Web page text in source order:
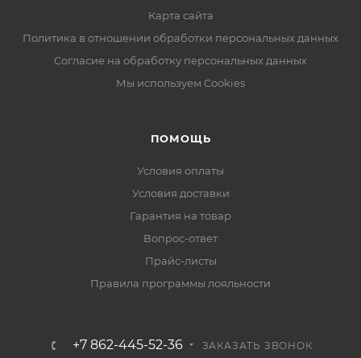
Карта сайта
Политика в отношении обработки персональных данных
Согласие на обработку персональных данных
Мы используем Cookies
ПОМОЩЬ
Условия оплаты
Условия доставки
Гарантия на товар
Вопрос-ответ
Прайс-листы
Правила программы лояльности
+7 862-445-52-36 ЗАКАЗАТЬ ЗВОНОК